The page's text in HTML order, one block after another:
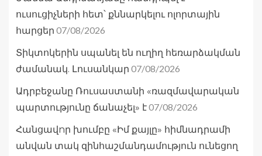
ուսուցիչների հետ՝ քննարկելու ոլորտային
հարցեր 07/08/2026
Տիկտոկերին սպանել են ուղիղ հեռարձակման
ժամանակ. Լուսանկար 07/08/2026
Ադրբեջանը Ռուսաստանի «ռազմավարական
պարտությունը ճանաչել» է07/08/2026
Հանցավnր խումբը «Իմ քայլը» հիմնադրամի
անվան տակ զինհաշմանդամություն ունեցող